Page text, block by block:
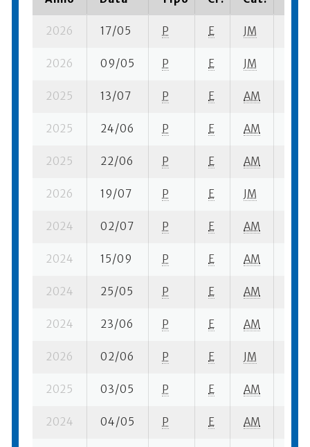
2026 17/05 P E JM
2026 09/05 P E JM
2025 13/07 P E AM
2025 24/06 P E AM
2025 22/06 P E AM
2026 19/07 P E JM
2024 02/07 P E AM
2024 15/09 P E AM
2024 25/05 P E AM
2024 23/06 P E AM
2026 02/06 P E JM
2025 03/05 P E AM
2024 04/05 P E AM